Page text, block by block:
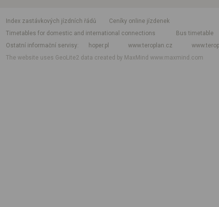
index zastávkových jízdních řádů
Ceníky online jízdenek
Timetables for domestic and international connections
Bus timetable
Ostatní informační servisy
hoper.pl www.teroplan.cz
The website uses GeoLite2 data created by MaxMindwww.maxmind.com